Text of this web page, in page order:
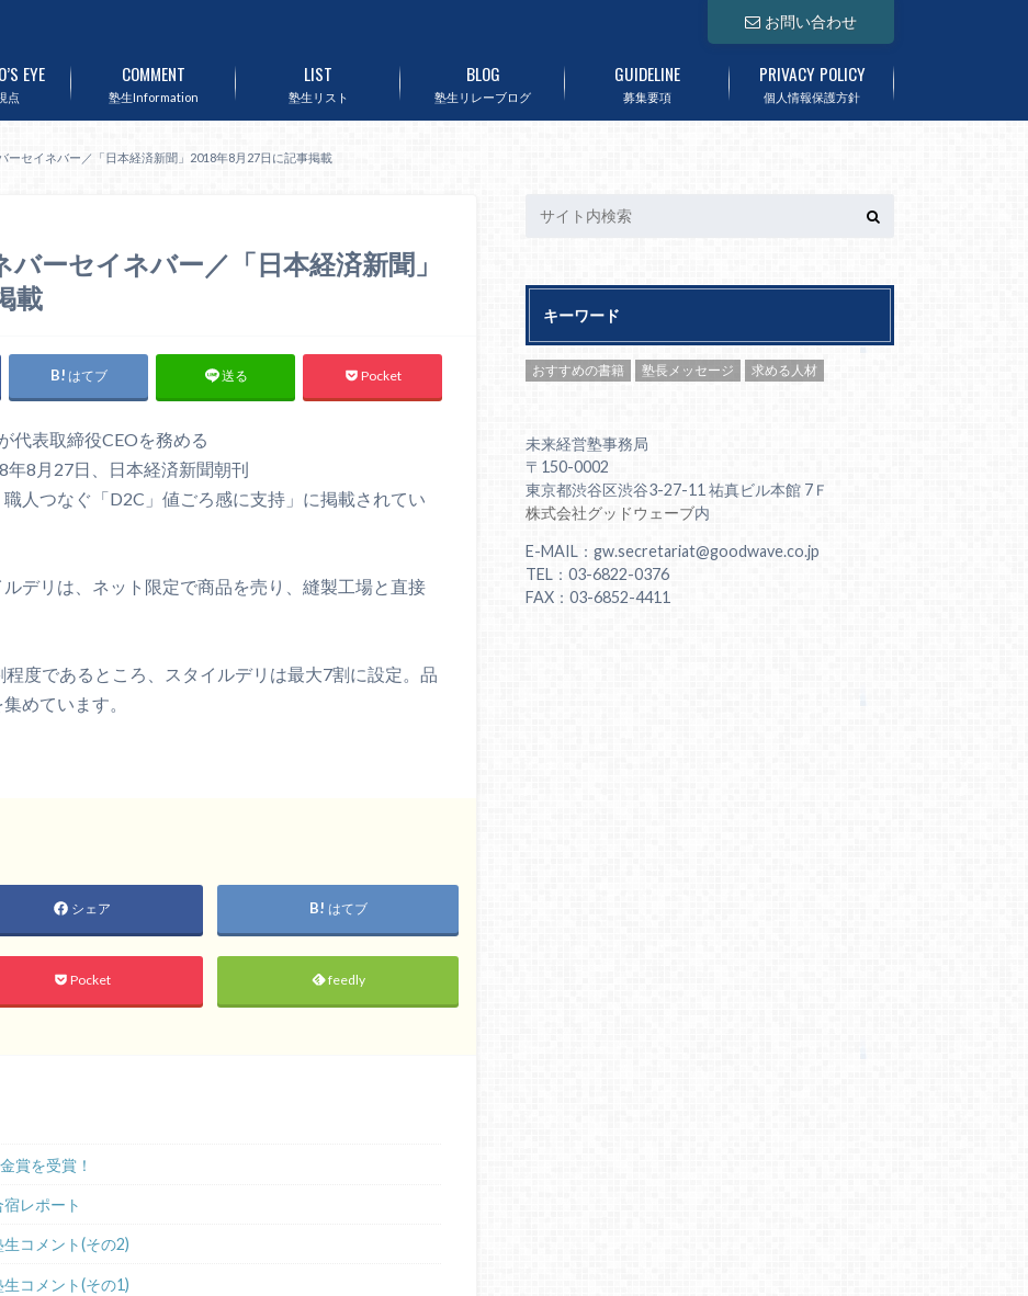
お問い合わせ
点
EYE
塾生Information
COMMENT
塾生リスト
LIST
塾生リレーブログ
BLOG
募集要項
GUIDELINE
個人情報保護方針
PRIVACY POLICY
ーセイネバー／「日本経済新聞」2018年8月27日に記事掲載
バーセイネバー／「日本経済新聞」
載
はてブ 送る Pocket
代表取締役CEOを務める
8月27日、日本経済新聞朝刊
職人つなぐ「D2C」値ごろ感に支持」に掲載されてい
デリは、ネット限定で商品を売り、縫製工場と直接
度であるところ、スタイルデリは最大7割に設定。品
めています。
シェア はてブ
Pocket feedly
賞を受賞！
宿レポート
生コメント(その2)
生コメント(その1)
キーワード
おすすめの書籍 塾長メッセージ 求める人材
未来経営塾事務局
〒150-0002
東京都渋谷区渋谷3-27-11 祐真ビル本館 7Ｆ
株式会社グッドウェーブ内
E-MAIL：gw.secretariat@goodwave.co.jp
TEL：03-6822-0376
FAX：03-6852-4411